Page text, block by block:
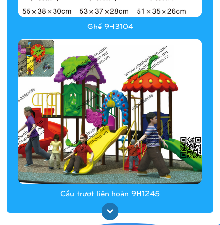
Ghế 9H3104
Cầu trượt liên hoàn 9H1245